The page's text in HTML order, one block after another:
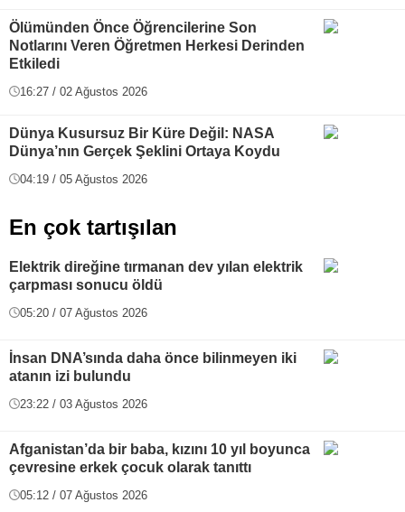
Ölümünden Önce Öğrencilerine Son
Notlarını Veren Öğretmen Herkesi Derinden
Etkiledi
16:27 / 02 Ağustos 2026
Dünya Kusursuz Bir Küre Değil: NASA
Dünya’nın Gerçek Şeklini Ortaya Koydu
04:19 / 05 Ağustos 2026
En çok tartışılan
Elektrik direğine tırmanan dev yılan elektrik
çarpması sonucu öldü
05:20 / 07 Ağustos 2026
İnsan DNA’sında daha önce bilinmeyen iki
atanın izi bulundu
23:22 / 03 Ağustos 2026
Afganistan’da bir baba, kızını 10 yıl boyunca
çevresine erkek çocuk olarak tanıttı
05:12 / 07 Ağustos 2026